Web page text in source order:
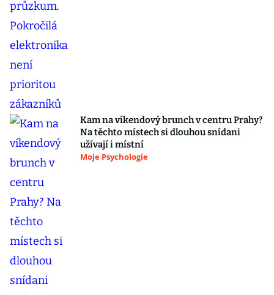
Kam na víkendový brunch v centru Prahy?
Na těchto místech si dlouhou snídani
užívají i místní
Moje Psychologie